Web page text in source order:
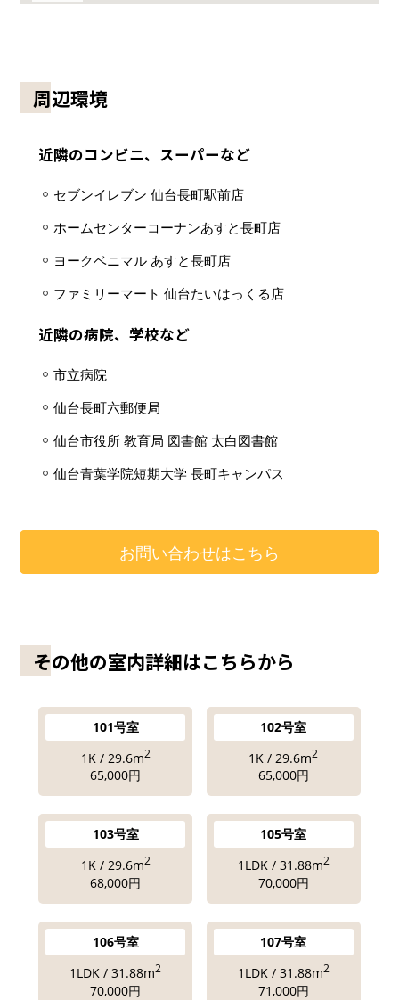
周辺環境
近隣のコンビニ、スーパーなど
セブンイレブン 仙台長町駅前店
ホームセンターコーナンあすと長町店
ヨークベニマル あすと長町店
ファミリーマート 仙台たいはっくる店
近隣の病院、学校など
市立病院
仙台長町六郵便局
仙台市役所 教育局 図書館 太白図書館
仙台青葉学院短期大学 長町キャンパス
お問い合わせはこちら
その他の室内詳細はこちらから
101号室
1K / 29.6m2
65,000円
102号室
1K / 29.6m2
65,000円
103号室
1K / 29.6m2
68,000円
105号室
1LDK / 31.88m2
70,000円
106号室
1LDK / 31.88m2
70,000円
107号室
1LDK / 31.88m2
71,000円